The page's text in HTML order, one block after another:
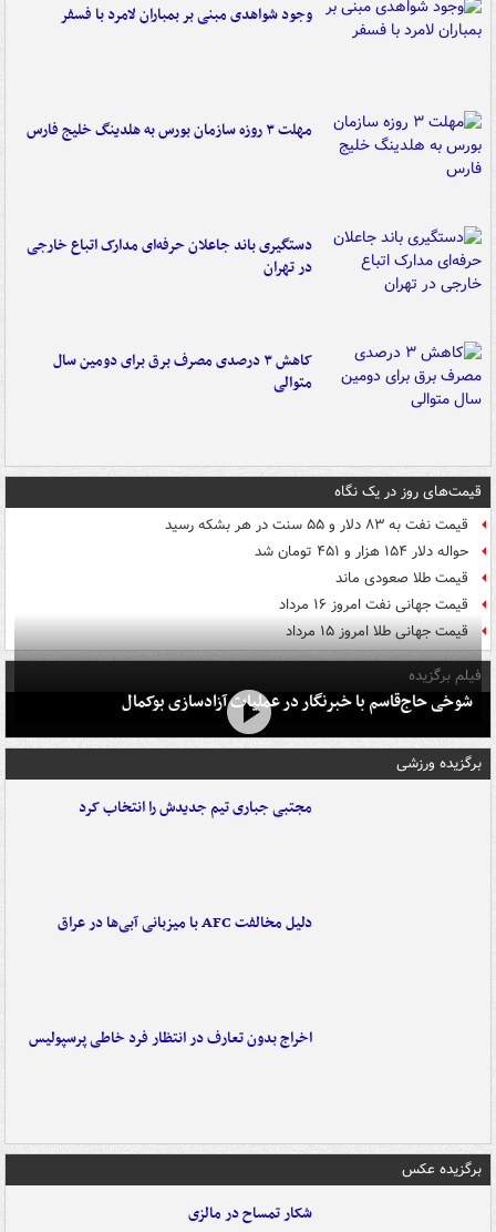
وجود شواهدی مبنی بر بمباران لامرد با فسفر
مهلت ۳ روزه سازمان بورس به هلدینگ خلیج فارس
دستگیری باند جاعلان حرفه‌ای مدارک اتباع خارجی
در تهران
کاهش ۳ درصدی مصرف برق برای دومین سال
متوالی
قیمت‌های روز در یک نگاه
قیمت نفت به ۸۳ دلار و ۵۵ سنت در هر بشکه رسید
حواله دلار ۱۵۴ هزار و ۴۵۱ تومان شد
قیمت طلا صعودی ماند
قیمت جهانی نفت امروز ۱۶ مرداد
قیمت جهانی طلا امروز ۱۵ مرداد
فیلم برگزیده
شوخی حاج‌قاسم با خبرنگار در عملیات آزادسازی بوکمال
برگزیده ورزشی
مجتبی جباری تیم جدیدش را انتخاب کرد
دلیل مخالفت AFC با میزبانی آبی‌ها در عراق
اخراج بدون تعارف در انتظار فرد خاطی پرسپولیس
برگزیده عکس
شکار تمساح در مالزی